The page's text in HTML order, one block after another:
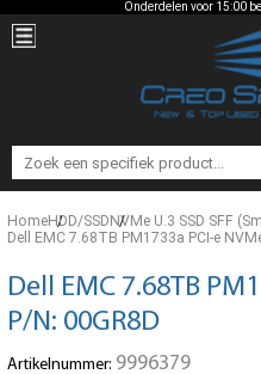
Onderdelen voor 15:00
HomeHDD/SSDNVMe U.3 SSD SFF
Dell EMC 7.68TB PM1733a PCI-e
Dell EMC 7.68TB
P/N: 00GR8D
Artikelnummer: 9996379